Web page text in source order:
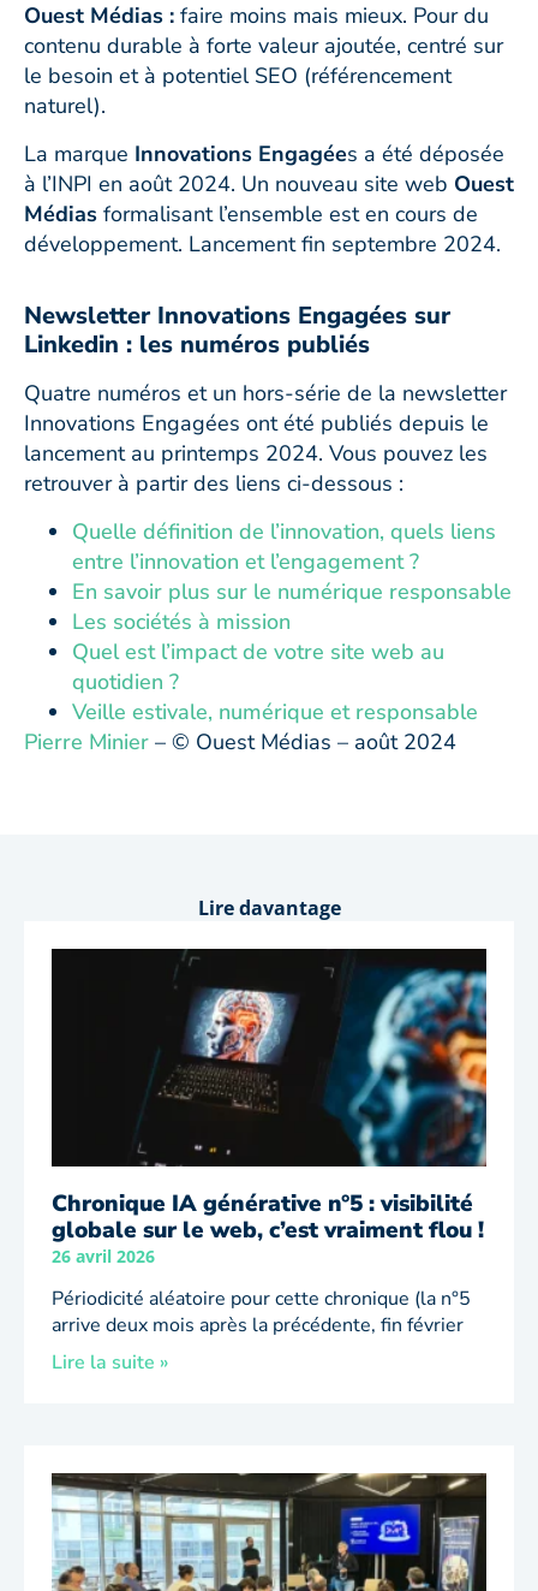
Ouest Médias : faire moins mais mieux. Pour du
contenu durable à forte valeur ajoutée, centré sur
le besoin et à potentiel SEO (référencement
naturel).
La marque Innovations Engagées a été déposée
à l’INPI en août 2024. Un nouveau site web Ouest
Médias formalisant l’ensemble est en cours de
développement. Lancement fin septembre 2024.
Newsletter Innovations Engagées sur
Linkedin : les numéros publiés
Quatre numéros et un hors-série de la newsletter
Innovations Engagées ont été publiés depuis le
lancement au printemps 2024. Vous pouvez les
retrouver à partir des liens ci-dessous :
Quelle définition de l’innovation, quels liens
entre l’innovation et l’engagement ?
En savoir plus sur le numérique responsable
Les sociétés à mission
Quel est l’impact de votre site web au
quotidien ?
Veille estivale, numérique et responsable
Pierre Minier – © Ouest Médias – août 2024
Lire davantage
Chronique IA générative n°5 : visibilité
globale sur le web, c’est vraiment flou !
26 avril 2026
Périodicité aléatoire pour cette chronique (la n°5
arrive deux mois après la précédente, fin février
Lire la suite »